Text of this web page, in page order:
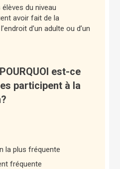
du niveau
avoir fait de la
d’un adulte ou d’un
est-ce
participent à la
la plus fréquente
fréquente